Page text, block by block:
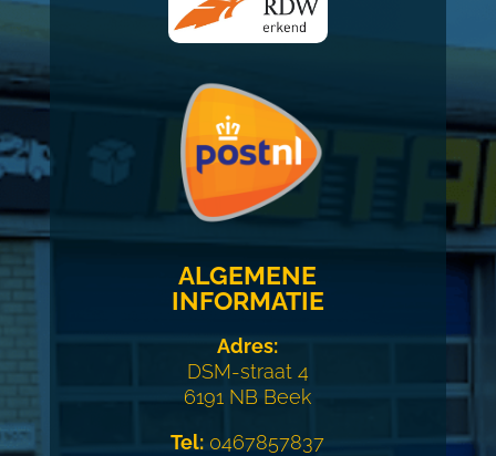
ALGEMENE
INFORMATIE
Adres:
DSM-straat 4
6191 NB Beek
Tel: 0467857837